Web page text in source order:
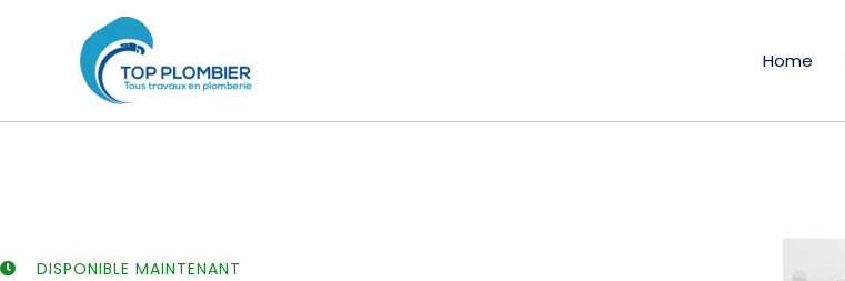
Home
DISPONIBLE MAINTENANT